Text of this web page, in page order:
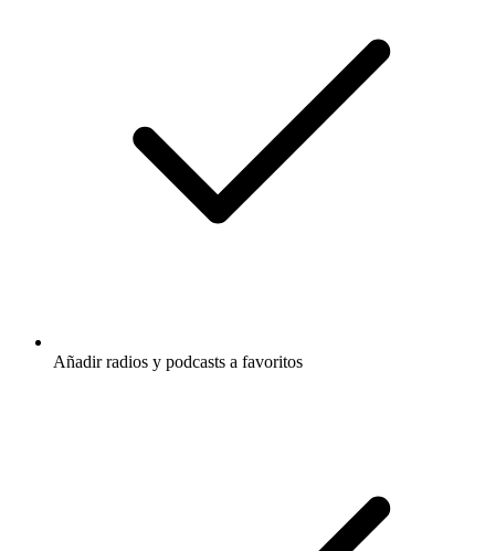
Añadir radios y podcasts a favoritos